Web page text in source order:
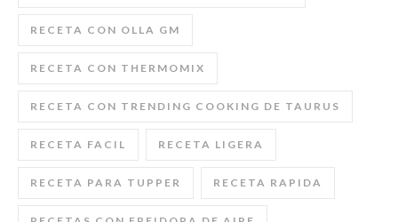
RECETA CON OLLA GM
RECETA CON THERMOMIX
RECETA CON TRENDING COOKING DE TAURUS
RECETA FACIL RECETA LIGERA
RECETA PARA TUPPER RECETA RAPIDA